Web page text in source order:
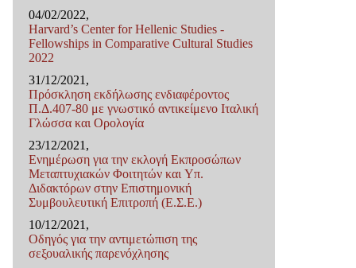
04/02/2022,
Harvard’s Center for Hellenic Studies -
Fellowships in Comparative Cultural Studies
2022
31/12/2021,
Πρόσκληση εκδήλωσης ενδιαφέροντος
Π.Δ.407-80 με γνωστικό αντικείμενο Ιταλική
Γλώσσα και Ορολογία
23/12/2021,
Ενημέρωση για την εκλογή Εκπροσώπων
Μεταπτυχιακών Φοιτητών και Υπ.
Διδακτόρων στην Επιστημονική
Συμβουλευτική Επιτροπή (Ε.Σ.Ε.)
10/12/2021,
Οδηγός για την αντιμετώπιση της
σεξουαλικής παρενόχλησης